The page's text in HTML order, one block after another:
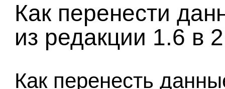
Как перенести
из редакции 1.6 в
Как перенесть